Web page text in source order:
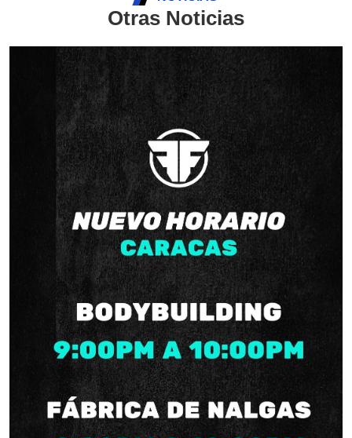
Otras Noticias